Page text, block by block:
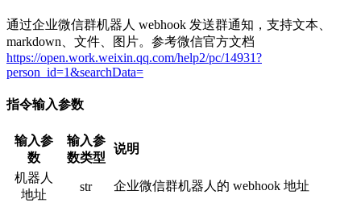
通过企业微信群机器人 webhook 发送群通知，支持文本、
markdown、文件、图片。参考微信官方文档
https://open.work.weixin.qq.com/help2/pc/14931?
person_id=1&searchData=
指令输入参数
输入参
数
输入参
数类型
说明
机器人
地址
str 企业微信群机器人的 webhook 地址